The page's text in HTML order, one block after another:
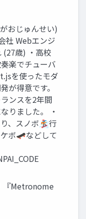
おじゅんせい)
社 Webエンジ
(27歳) ・高校
楽でチューバ
を使ったモダ
が得意です。
ンスを2年間
りました。 ・
、スノボ🏂行
ボ🛹などして
『Metronome